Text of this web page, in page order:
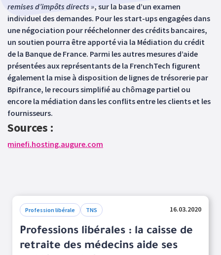
remises d’impôts directs », sur la base d’un examen
individuel des demandes. Pour les start-ups engagées dans
une négociation pour rééchelonner des crédits bancaires,
un soutien pourra être apporté via la Médiation du crédit
de la Banque de France. Parmi les autres mesures d’aide
présentées aux représentants de la FrenchTech figurent
également la mise à disposition de lignes de trésorerie par
Bpifrance, le recours simplifié au chômage partiel ou
encore la médiation dans les conflits entre les clients et les
fournisseurs.
Sources :
minefi.hosting.augure.com
Profession libérale TNS 16.03.2020
Professions libérales : la caisse de
retraite des médecins aide ses